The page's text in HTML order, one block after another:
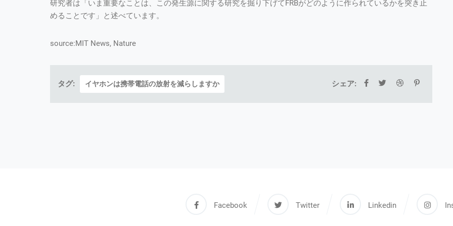
研究者は「いま重要なことは、この発生源に関する研究を掘り下げてFRBがどのように作られているかを突き止
めることです」と述べています。
source:MIT News, Nature
タグ: イヤホンは携帯電話の放射を減らしますか シェア:
Facebook Twitter Linkedin